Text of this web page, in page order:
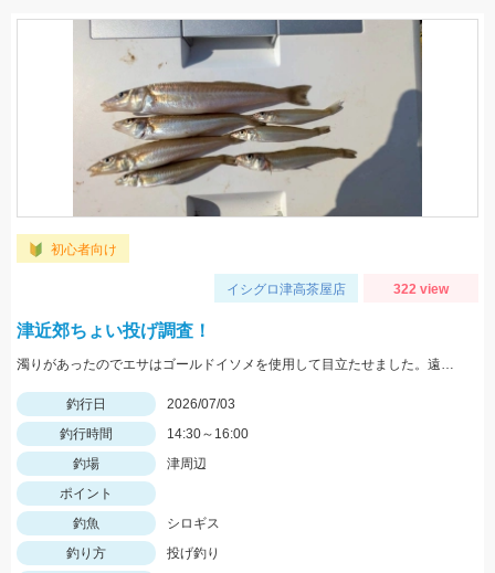
初心者向け
イシグロ津高茶屋店 322 view
津近郊ちょい投げ調査！
濁りがあったのでエサはゴールドイソメを使用して目立たせました。遠くに投げなくても反応良かったですが、回収中に手前のテトラ帯に引っ掛かることがあるので注意。ハイブリッドクロスにも反応ありました！
釣行日
2026/07/03
釣行時間
14:30～16:00
釣場
津周辺
ポイント
釣魚
シロギス
釣り方
投げ釣り